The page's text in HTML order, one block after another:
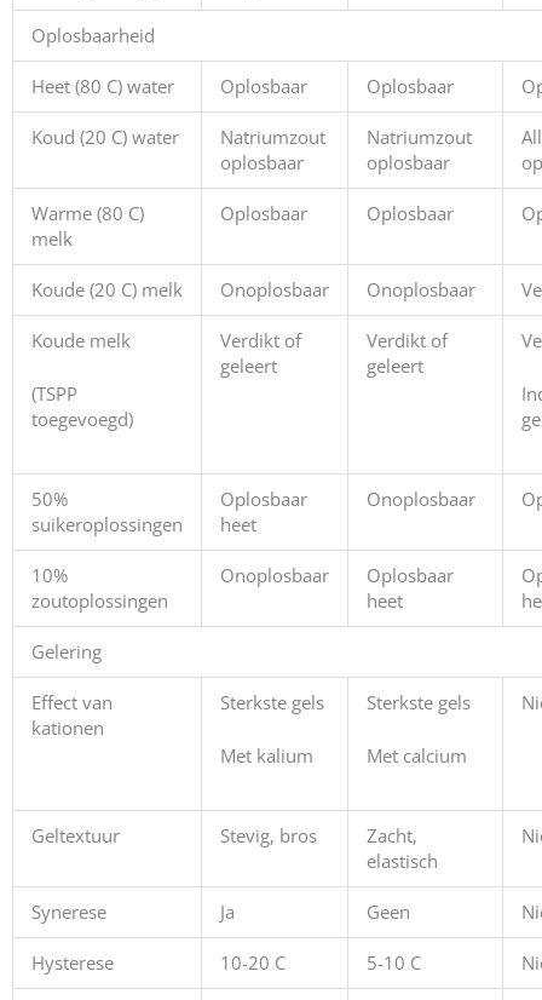
Oplosbaarheid
Heet (80 C) water Oplosbaar Oplosbaar
Koud (20 C) water
Natriumzout
oplosbaar
Natriumzout
oplosbaar
Warme (80 C)
melk
Oplosbaar Oplosbaar
Koude (20 C) melk Onoplosbaar Onoplosbaar
Koude melk
(TSPP
toegevoegd)
Verdikt of
geleert
Verdikt of
geleert
50%
suikeroplossingen
Oplosbaar
heet
Onoplosbaar
10%
zoutoplossingen
Onoplosbaar
Oplosbaar
heet
Gelering
Effect van
kationen
Sterkste gels
Met kalium
Sterkste gels
Met calcium
Geltextuur Stevig, bros
Zacht,
elastisch
Synerese Ja Geen
Hysterese 10-20 C 5-10 C